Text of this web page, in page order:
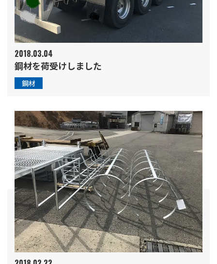
2018.03.04
鋼材を荷受けしました
鋼材